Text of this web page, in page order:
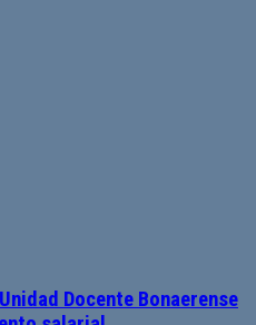
Docente Bonaerense